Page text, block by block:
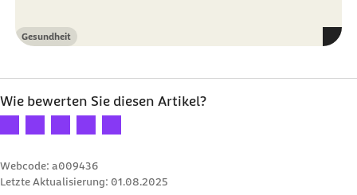
Kategorie
Gesundheit
Wie bewerten Sie diesen Artikel?
Ihre Bewertung: 1 Stern
Ihre Bewertung: 2 Sterne
Ihre Bewertung: 3 Sterne
Ihre Bewertung: 4 Sterne
Ihre Bewertung: 5 Sterne
Webcode: a009436
Letzte Aktualisierung: 01.08.2025